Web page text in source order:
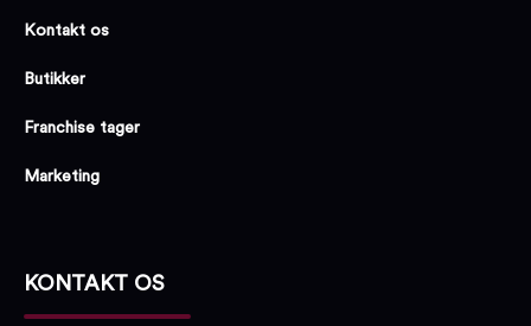
Kontakt os
Butikker
Franchise tager
Marketing
KONTAKT OS